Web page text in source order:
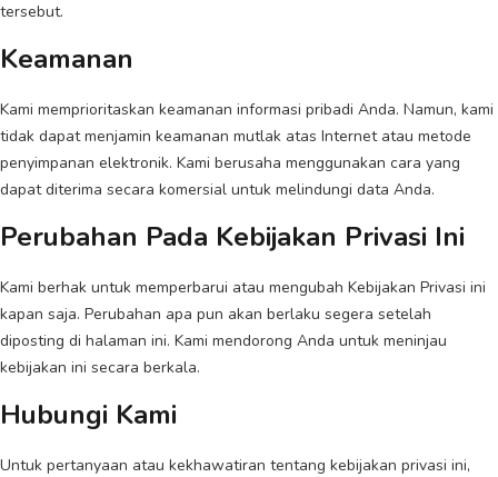
tersebut.
Keamanan
Kami memprioritaskan keamanan informasi pribadi Anda. Namun, kami
tidak dapat menjamin keamanan mutlak atas Internet atau metode
penyimpanan elektronik. Kami berusaha menggunakan cara yang
dapat diterima secara komersial untuk melindungi data Anda.
Perubahan Pada Kebijakan Privasi Ini
Kami berhak untuk memperbarui atau mengubah Kebijakan Privasi ini
kapan saja. Perubahan apa pun akan berlaku segera setelah
diposting di halaman ini. Kami mendorong Anda untuk meninjau
kebijakan ini secara berkala.
Hubungi Kami
Untuk pertanyaan atau kekhawatiran tentang kebijakan privasi ini,